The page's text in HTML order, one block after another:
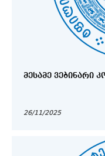
ᲛᲔᲡᲐᲛᲔ ᲕᲔᲑᲘᲜᲐᲠᲘ
26/11/2025